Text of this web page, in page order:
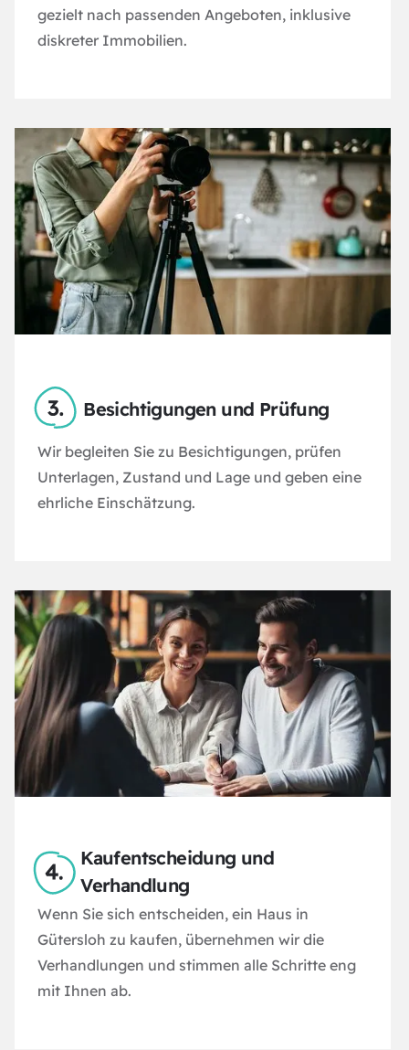
gezielt nach passenden Angeboten, inklusive
diskreter Immobilien.
Besichtigungen und Prüfung
Wir begleiten Sie zu Besichtigungen, prüfen
Unterlagen, Zustand und Lage und geben eine
ehrliche Einschätzung.
Kaufentscheidung und
Verhandlung
Wenn Sie sich entscheiden, ein Haus in
Gütersloh zu kaufen, übernehmen wir die
Verhandlungen und stimmen alle Schritte eng
mit Ihnen ab.